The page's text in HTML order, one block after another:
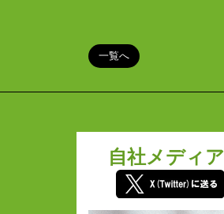
一覧へ
自社メディ